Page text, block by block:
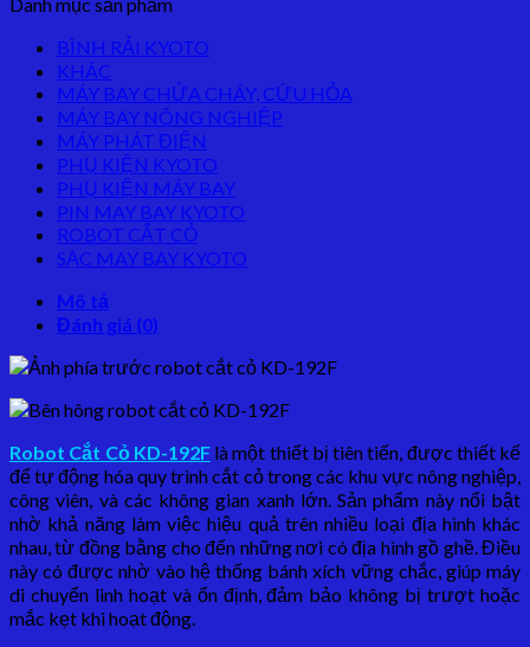
BÌNH RẢI KYOTO
KHÁC
MÁY BAY CHỬA CHÁY, CỨU HỎA
MÁY BAY NÔNG NGHIỆP
MÁY PHÁT ĐIỆN
PHỤ KIỆN KYOTO
PHỤ KIỆN MÁY BAY
PIN MAY BAY KYOTO
ROBOT CẮT CỎ
SẠC MAY BAY KYOTO
Mô tả
Đánh giá (0)
Robot Cắt Cỏ KD-192Flà một thiết bị tiên tiến, được thiết kế
để tự động hóa quy trình cắt cỏ trong các khu vực nông nghiệp,
công viên, và các không gian xanh lớn. Sản phẩm này nổi bật
nhờ khả năng làm việc hiệu quả trên nhiều loại địa hình khác
nhau, từ đồng bằng cho đến những nơi có địa hình gồ ghề. Điều
này có được nhờ vào hệ thống bánh xích vững chắc, giúp máy
di chuyển linh hoạt và ổn định, đảm bảo không bị trượt hoặc
mắc kẹt khi hoạt động.